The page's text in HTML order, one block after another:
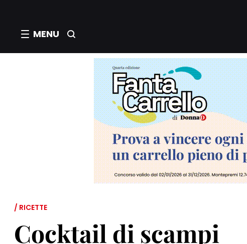
MENU
/ RICETTE
Cocktail di scampi